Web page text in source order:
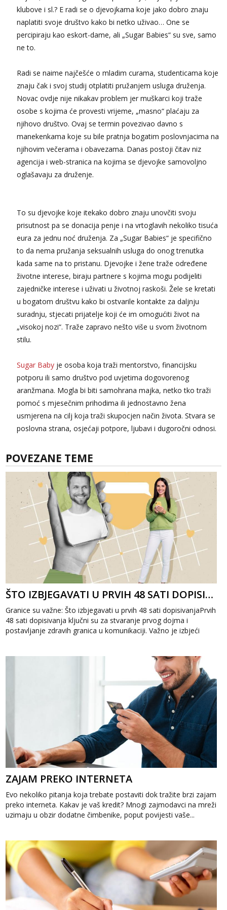
Snježana
Razgovaram :)
Tel:064/677-677 - Kod: #119
Ivančica
Čekam tvoj poziv!
Tel:064/677-677- Kod: #108
tel:0,93€ - mob:1,12€ min
Zara
Čekam tvoj poziv!
Tel: 064/677-677- Kod: #123
tel:0,93€ - mob:1,12€ min
tel:0,93€ - mob:1,12€ min
klubove i sl.? E radi se o djevojkama koje jako dobro znaju
naplatiti svoje društvo kako bi netko uživao… One se
percipiraju kao eskort-dame, ali „Sugar Babies“ su sve, samo
ne to.
Radi se naime najčešće o mladim curama, studenticama koje
znaju čak i svoj studij otplatiti pružanjem usluga druženja.
Novac ovdje nije nikakav problem jer muškarci koji traže
osobe s kojima će provesti vrijeme, „masno“ plaćaju za
njihovo društvo. Ovaj se termin povezivao davno s
manekenkama koje su bile pratnja bogatim poslovnjacima na
njihovim večerama i obavezama. Danas postoji čitav niz
agencija i web-stranica na kojima se djevojke samovoljno
oglašavaju za druženje.
To su djevojke koje itekako dobro znaju unovčiti svoju
prisutnost pa se donacija penje i na vrtoglavih nekoliko tisuća
eura za jednu noć druženja. Za „Sugar Babies“ je specifično
to da nema pružanja seksualnih usluga do onog trenutka
kada same na to pristanu. Djevojke i žene traže određene
životne interese, biraju partnere s kojima mogu podijeliti
zajedničke interese i uživati u životnoj raskoši. Žele se kretati
u bogatom društvu kako bi ostvarile kontakte za daljnju
suradnju, stjecati prijatelje koji će im omogućiti život na
„visokoj nozi“. Traže zapravo nešto više u svom životnom
stilu.
Sugar Baby je osoba koja traži mentorstvo, financijsku
potporu ili samo društvo pod uvjetima dogovorenog
aranžmana. Mogla bi biti samohrana majka, netko tko traži
pomoć s mjesečnim prihodima ili jednostavno žena
usmjerena na cilj koja traži skupocjen način života. Stvara se
poslovna strana, osjećaji potpore, ljubavi i dugoročni odnosi.
POVEZANE TEME
ŠTO IZBJEGAVATI U PRVIH 48 SATI DOPISIVANJA
Granice su važne: Što izbjegavati u prvih 48 sati dopisivanjaPrvih
48 sati dopisivanja ključni su za stvaranje prvog dojma i
postavljanje zdravih granica u komunikaciji. Važno je izbjeći
ZAJAM PREKO INTERNETA
Evo nekoliko pitanja koja trebate postaviti dok tražite brzi zajam
preko interneta. Kakav je vaš kredit? Mnogi zajmodavci na mreži
uzimaju u obzir dodatne čimbenike, poput povijesti vaše...